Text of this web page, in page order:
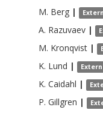
M. Berg |
A. Razuvaev |
M. Kronqvist |
K. Lund | Extern
K. Caidahl |
P. Gillgren |